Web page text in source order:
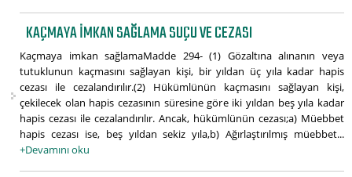
KAÇMAYA IMKAN SAĞLAMA SUÇU VE CEZASI
Kaçmaya imkan sağlamaMadde 294- (1) Gözaltına alınanın veya
tutuklunun kaçmasını sağlayan kişi, bir yıldan üç yıla kadar hapis
cezası ile cezalandırılır.(2) Hükümlünün kaçmasını sağlayan kişi,
çekilecek olan hapis cezasının süresine göre iki yıldan beş yıla kadar
hapis cezası ile cezalandırılır. Ancak, hükümlünün cezası;a) Müebbet
hapis cezası ise, beş yıldan sekiz yıla,b) Ağırlaştırılmış müebbet...
+Devamını oku